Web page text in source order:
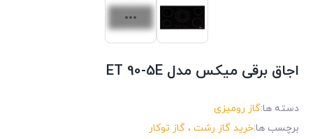
اجاق برقی میکس مدل ET 90-5E
دسته ها:گاز رومیزی
برچسب ها:خرید گاز رشت ، گاز توکار